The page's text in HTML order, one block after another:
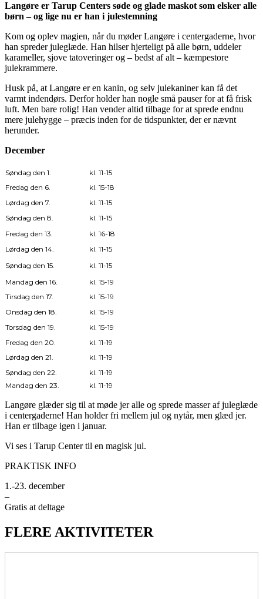
Langøre er Tarup Centers søde og glade maskot som elsker alle
børn – og lige nu er han i julestemning
Kom og oplev magien, når du møder Langøre i centergaderne, hvor
han spreder juleglæde. Han hilser hjerteligt på alle børn, uddeler
karameller, sjove tatoveringer og – bedst af alt – kæmpestore
julekrammere.
Husk på, at Langøre er en kanin, og selv julekaniner kan få det
varmt indendørs. Derfor holder han nogle små pauser for at få frisk
luft. Men bare rolig! Han vender altid tilbage for at sprede endnu
mere julehygge – præcis inden for de tidspunkter, der er nævnt
herunder.
December
Søndag den 1.
kl. 11-15
Fredag den 6.
kl. 15-18
Lørdag den 7.
kl. 11-15
Søndag den 8.
kl. 11-15
Fredag den 13.
kl. 16-18
Lørdag den 14.
kl. 11-15
Søndag den 15.
kl. 11-15
Mandag den 16.
kl. 15-19
Tirsdag den 17.
kl. 15-19
Onsdag den 18.
kl. 15-19
Torsdag den 19.
kl. 15-19
Fredag den 20.
kl. 11-19
Lørdag den 21.
kl. 11-19
Søndag den 22.
kl. 11-19
Mandag den 23.
kl. 11-19
Langøre glæder sig til at møde jer alle og sprede masser af juleglæde
i centergaderne! Han holder fri mellem jul og nytår, men glæd jer.
Han er tilbage igen i januar.
Vi ses i Tarup Center til en magisk jul.
PRAKTISK INFO
1.-23. december
–
Gratis at deltage
FLERE AKTIVITETER